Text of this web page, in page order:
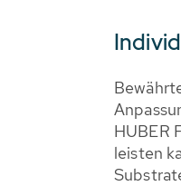
HUBER
leisten